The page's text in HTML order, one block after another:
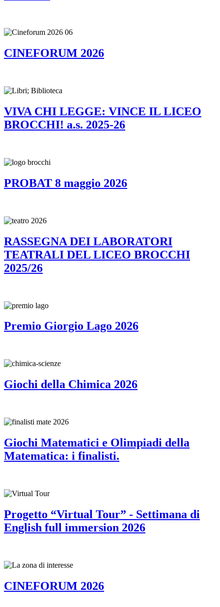
CINEFORUM 2026
VIVA CHI LEGGE: VINCE IL LICEO
BROCCHI! a.s. 2025-26
PROBAT 8 maggio 2026
RASSEGNA DEI LABORATORI
TEATRALI DEL LICEO BROCCHI
2025/26
Premio Giorgio Lago 2026
Giochi della Chimica 2026
Giochi Matematici e Olimpiadi della
Matematica: i finalisti.
Progetto “Virtual Tour” - Settimana di
English full immersion 2026
CINEFORUM 2026